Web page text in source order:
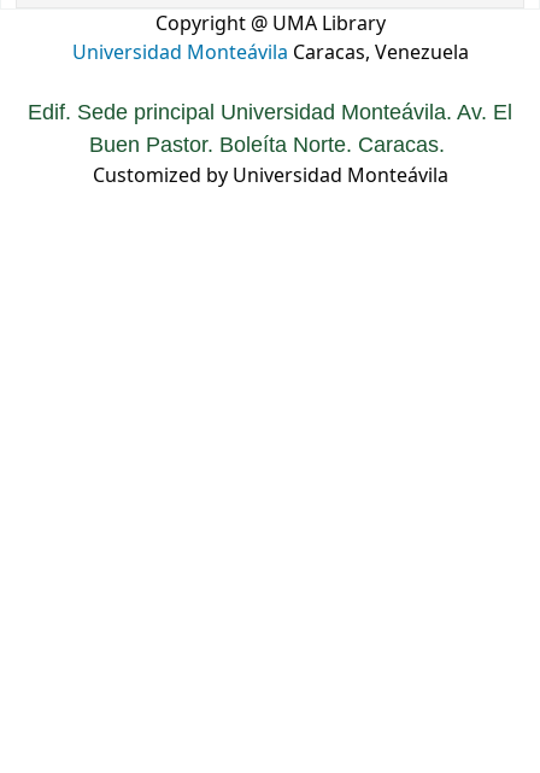
Copyright @ UMA Library
Universidad Monteávila Caracas, Venezuela
Edif. Sede principal Universidad Monteávila. Av. El
Buen Pastor. Boleíta Norte. Caracas.
Customized by Universidad Monteávila